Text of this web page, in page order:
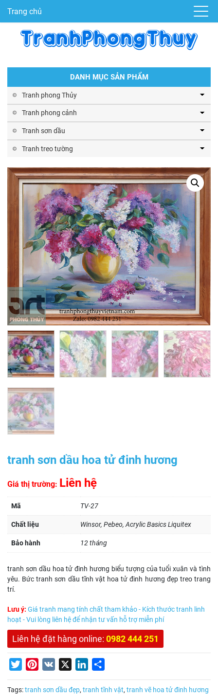
Trang chủ
DANH MỤC SẢN PHẨM
Tranh phong Thủy
Tranh phong cảnh
Tranh sơn dầu
Tranh treo tường
tranh sơn dầu hoa tử đinh hương
Giá thị trường: Liên hệ
Mã TV-27
Chất liệu Winsor, Pebeo, Acrylic Basics Liquitex
Bảo hành 12 tháng
tranh sơn dầu hoa tử đinh hương biểu tượng của tuổi xuân và tình
yêu. Bức tranh sơn dầu tĩnh vật hoa tử đinh hương đẹp treo trang
trí.
Lưu ý: Giá tranh mang tính chất tham khảo - Kích thước tranh linh
hoạt - Vui lòng liên hệ để nhận tư vấn hỗ trợ miễn phí
Liên hệ đặt hàng online: 0982 444 251
TwitterPinterest
VK LinkedIn
Tags:tranh sơn dầu đẹp, tranh tĩnh vật, tranh vẽ hoa tử đinh hương